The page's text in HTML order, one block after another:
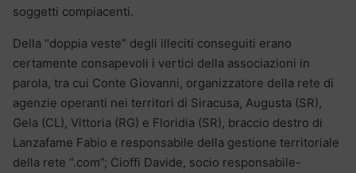
soggetti compiacenti.
Della “doppia veste” degli illeciti conseguiti erano
certamente consapevoli i vertici della associazioni in
parola, tra cui Conte Giovanni, organizzatore della rete di
agenzie operanti nei territori di Siracusa, Augusta (SR),
Gela (CL), Vittoria (RG) e Floridia (SR), braccio destro di
Lanzafame Fabio e responsabile della gestione territoriale
della rete “.com”; Cioffi Davide, socio responsabile-